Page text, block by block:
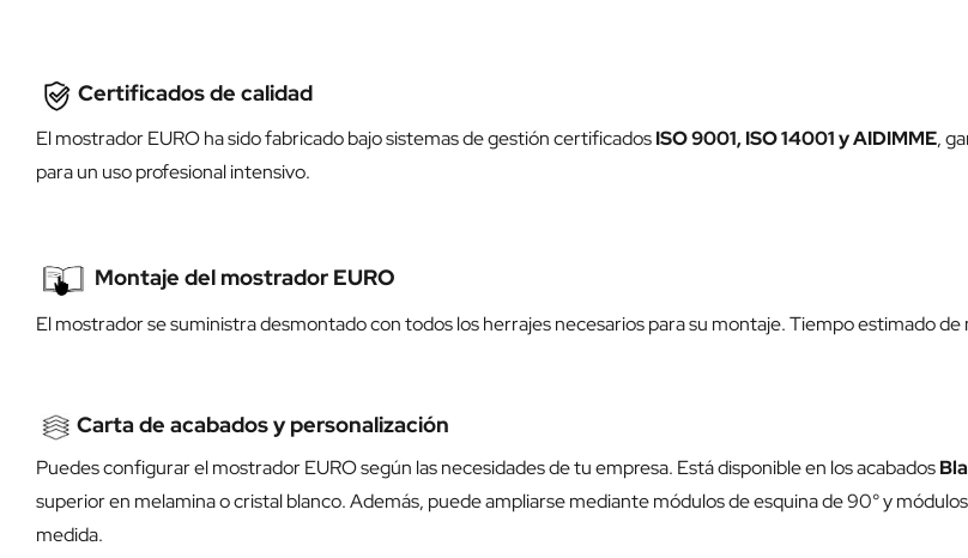
Certificados de calidad
El mostrador EURO ha sido fabricado bajo sistemas de gestión certificadosISO 9001, ISO 14001 y AIDIMME,
para un uso profesional intensivo.
Montaje del mostrador EURO
El mostrador se suministra desmontado con todos los herrajes necesarios para su montaje. Tiempo estimado de
Carta de acabados y personalización
Puedes configurar el mostrador EURO según las necesidades de tu empresa. Está disponible en los acabados
superior en melamina o cristal blanco. Además, puede ampliarse mediante módulos de esquina de 90° y
medida.